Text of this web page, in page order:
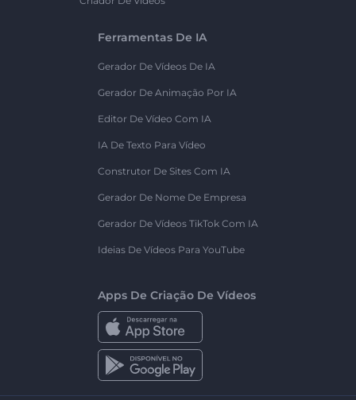
Ferramentas De IA
Gerador De Vídeos De IA
Gerador De Animação Por IA
Editor De Vídeo Com IA
IA De Texto Para Vídeo
Construtor De Sites Com IA
Gerador De Nome De Empresa
Gerador De Vídeos TikTok Com IA
Ideias De Vídeos Para YouTube
Apps De Criação De Vídeos